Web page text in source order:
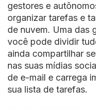
gestores e
organizar tarefas e
de nuvem. Uma das
você pode dividir
ainda compartilhar
nas suas mídias
de e-mail e carrega
sua lista de tarefas.